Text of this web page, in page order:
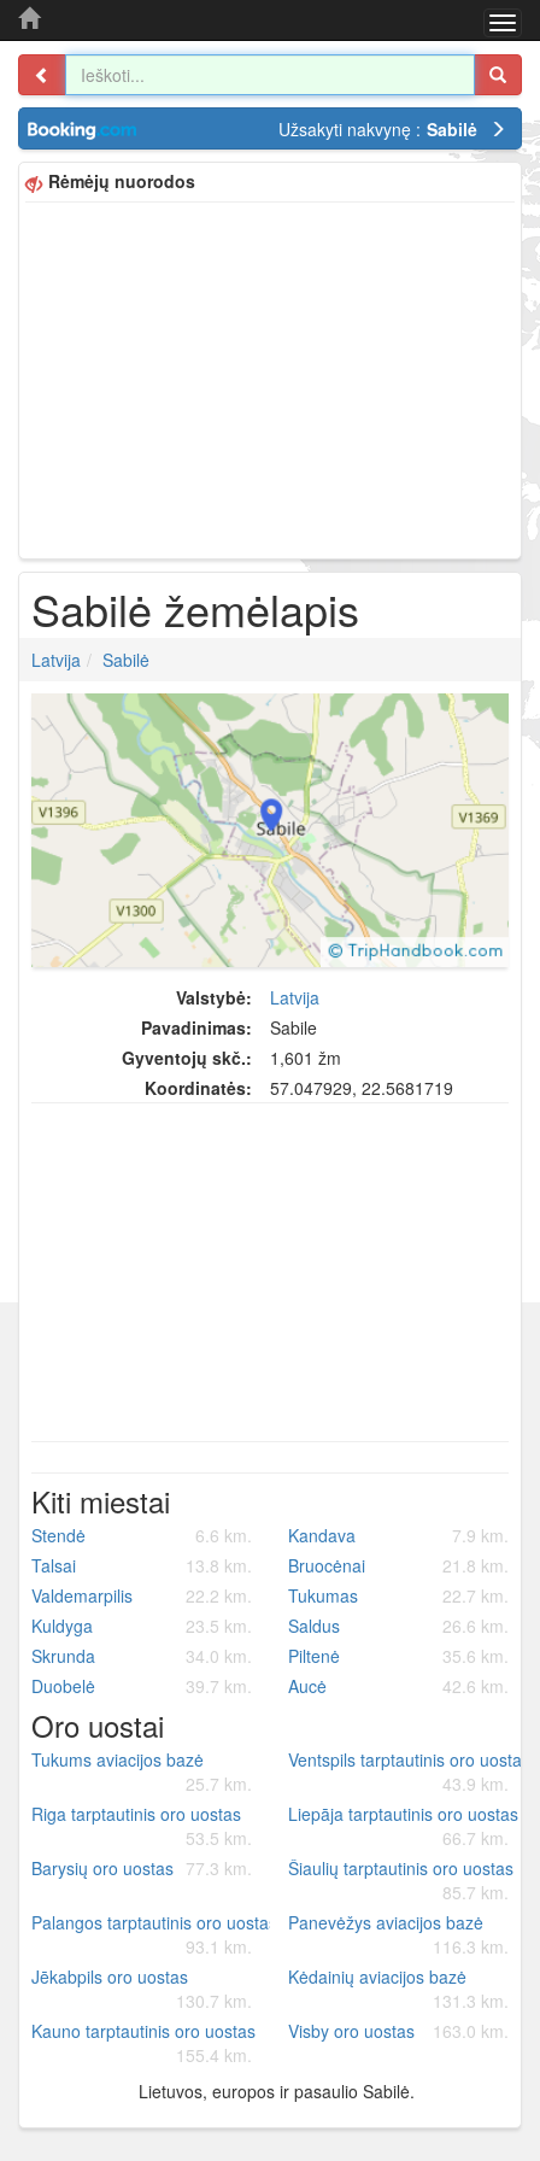
Užsakyti nakvynę : Sabilė
Rėmėjų nuorodos
Sabilė žemėlapis
Latvija Sabilė
Valstybė:
Latvija
Pavadinimas:
Sabile
Gyventojų skč.:
1,601 žm
Koordinatės:
57.047929, 22.5681719
Kiti miestai
Stendė 6.6 km. Kandava
7.9 km.
Talsai
13.8 km. Bruocėnai
21.8 km.
Valdemarpilis
22.2 km. Tukumas
22.7 km.
Kuldyga
23.5 km. Saldus
26.6 km.
Skrunda
34.0 km. Piltenė
35.6 km.
Duobelė
39.7 km. Aucė 42.6 km.
Oro uostai
Tukums aviacijos bazė
25.7 km.
Ventspils tarptautinis oro uostas
43.9 km.
Riga tarptautinis oro uostas
53.5 km.
Liepāja tarptautinis oro uostas
66.7 km.
Barysių oro uostas 77.3 km.
Šiaulių tarptautinis oro uostas
85.7 km.
Palangos tarptautinis oro uostas
93.1 km.
Panevėžys aviacijos bazė
116.3 km.
Jēkabpils oro uostas
130.7 km.
Kėdainių aviacijos bazė
131.3 km.
Kauno tarptautinis oro uostas
155.4 km.
Visby oro uostas 163.0 km.
Lietuvos, europos ir pasaulio Sabilė.